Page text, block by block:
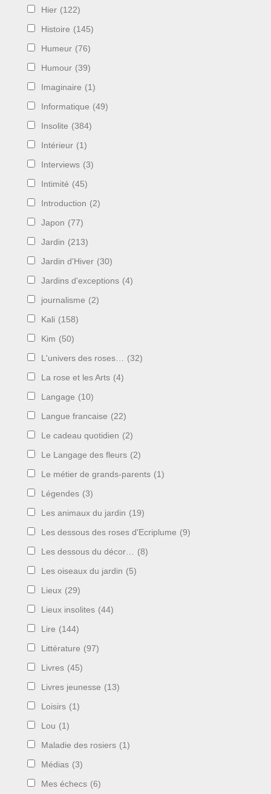
Hier (122)
Histoire (145)
Humeur (76)
Humour (39)
Imaginaire (1)
Informatique (49)
Insolite (384)
Intérieur (1)
Interviews (3)
Intimité (45)
Introduction (2)
Japon (77)
Jardin (213)
Jardin d'Hiver (30)
Jardins d'exceptions (4)
journalisme (2)
Kali (158)
Kim (50)
L'univers des roses… (32)
La rose et les Arts (4)
Langage (10)
Langue francaise (22)
Le cadeau quotidien (2)
Le Langage des fleurs (2)
Le métier de grands-parents (1)
Légendes (3)
Les animaux du jardin (19)
Les dessous des roses d'Ecriplume (9)
Les dessous du décor… (8)
Les oiseaux du jardin (5)
Lieux (29)
Lieux insolites (44)
Lire (144)
Littérature (97)
Livres (45)
Livres jeunesse (13)
Loisirs (1)
Lou (1)
Maladie des rosiers (1)
Médias (3)
Mes échecs (6)